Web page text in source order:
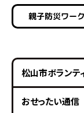
親子防災ワー
松山市ボランテ
おせったい通信